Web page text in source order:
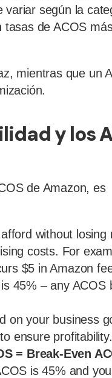
variar según la
tasas de ACOS
mientras que un
y los
de Amazon, es
without losing
costs. For
$5 in Amazon
45% – any ACOS
on your business
ensure
= Break-Even
is 45% and